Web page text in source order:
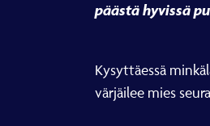
päästä hyvissä
Kysyttäessä
värjäilee mies